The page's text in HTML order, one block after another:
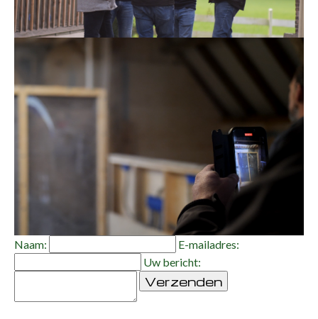
Naam:
E-mailadres:
Uw bericht:
Verzenden